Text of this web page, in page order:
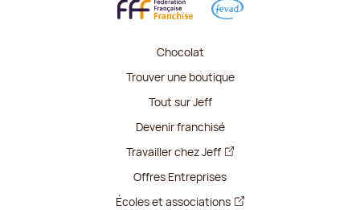
Chocolat
Trouver une boutique
Tout sur Jeff
Devenir franchisé
Travailler chez Jeff
Offres Entreprises
Écoles et associations